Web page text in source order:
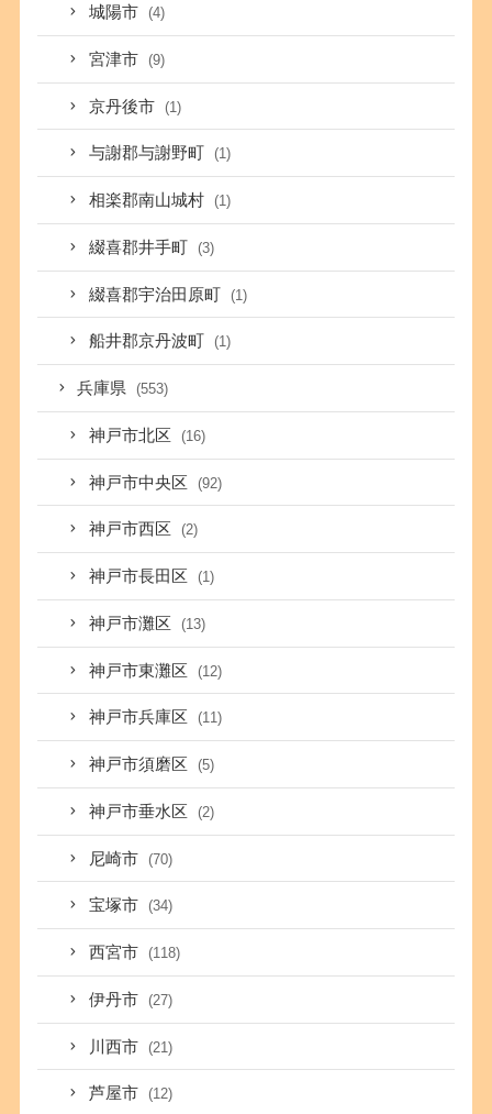
城陽市 (4)
宮津市 (9)
京丹後市 (1)
与謝郡与謝野町 (1)
相楽郡南山城村 (1)
綴喜郡井手町 (3)
綴喜郡宇治田原町 (1)
船井郡京丹波町 (1)
兵庫県 (553)
神戸市北区 (16)
神戸市中央区 (92)
神戸市西区 (2)
神戸市長田区 (1)
神戸市灘区 (13)
神戸市東灘区 (12)
神戸市兵庫区 (11)
神戸市須磨区 (5)
神戸市垂水区 (2)
尼崎市 (70)
宝塚市 (34)
西宮市 (118)
伊丹市 (27)
川西市 (21)
芦屋市 (12)